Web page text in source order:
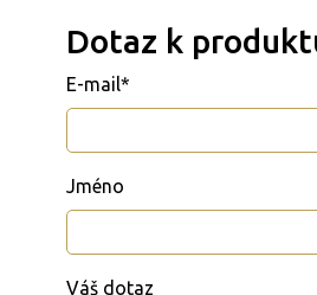
Dotaz k
E-mail*
Jméno
Váš dotaz